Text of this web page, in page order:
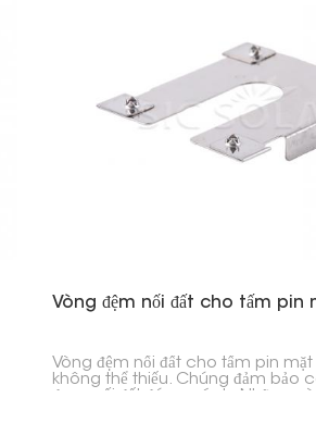
Vòng đệm nối đất cho tấm pin
Vòng đệm nối đất cho tấm pin mặt
không thể thiếu. Chúng đảm bảo